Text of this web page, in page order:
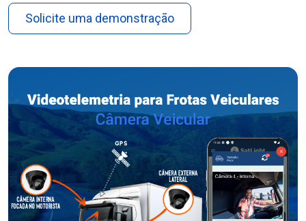
Solicite uma demonstração